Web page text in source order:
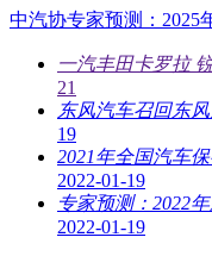
中汽协专家预测：2025
一汽丰田卡罗拉
21
东风汽车召回东
19
2021年全国汽车
2022-01-19
专家预测：2022
2022-01-19